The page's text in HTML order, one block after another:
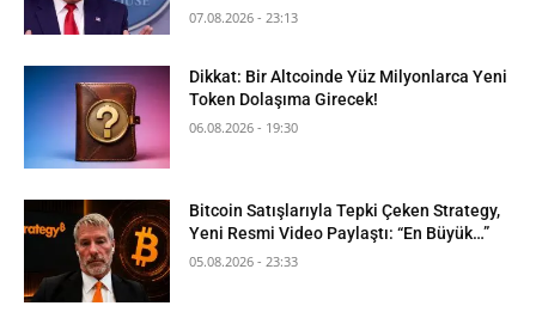
07.08.2026 - 23:13
Dikkat: Bir Altcoinde Yüz Milyonlarca Yeni
Token Dolaşıma Girecek!
06.08.2026 - 19:30
Bitcoin Satışlarıyla Tepki Çeken Strategy,
Yeni Resmi Video Paylaştı: “En Büyük…”
05.08.2026 - 23:33